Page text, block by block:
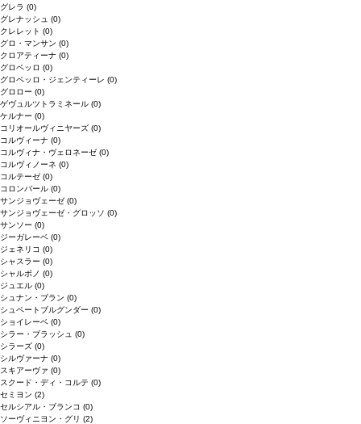
グレラ (0)
グレナッシュ (0)
クレレット (0)
グロ・マンサン (0)
クロアティーナ (0)
グロペッロ (0)
グロペッロ・ジェンティーレ (0)
グロロー (0)
ゲヴュルツトラミネール (0)
ケルナー (0)
コリオールヴィニヤーズ (0)
コルヴィーナ (0)
コルヴィナ・ヴェロネーゼ (0)
コルヴィノーネ (0)
コルテーゼ (0)
コロンバール (0)
サンジョヴェーゼ (0)
サンジョヴェーゼ・グロッソ (0)
サンソー (0)
ジーガレーベ (0)
ジェネリコ (0)
シャスラー (0)
シャルボノ (0)
ジュエル (0)
シュナン・ブラン (0)
シュペートブルグンダー (0)
ショイレーベ (0)
シラー・ブラッシュ (0)
シラーズ (0)
シルヴァーナ (0)
スキアーヴァ (0)
スクード・ディ・コルテ (0)
セミヨン (2)
セルシアル・ブランコ (0)
ソーヴィニヨン・グリ (2)